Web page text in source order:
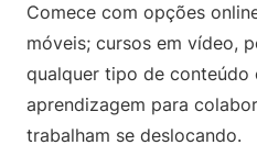
Comece com opções
móveis; cursos em vídeo,
qualquer tipo de
aprendizagem para
trabalham se deslocando.